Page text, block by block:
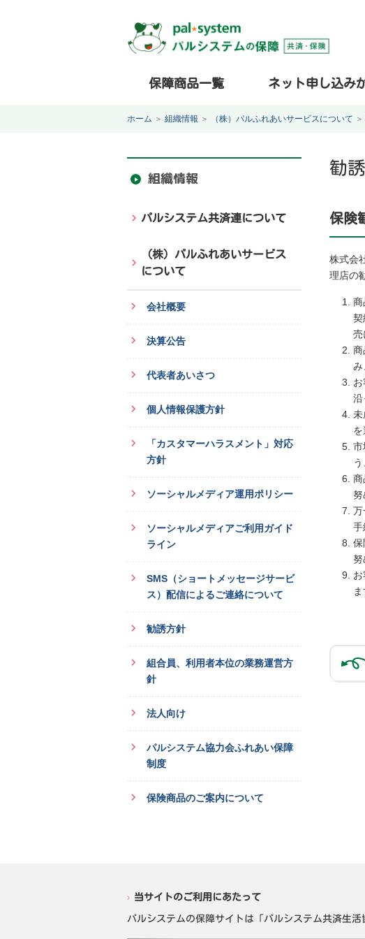
保障商品一覧 ネット申し込み
ホーム ＞ 組織情報 ＞ （株）パルふれあいサービスについて ＞
勧
保険
株式会
理店の
商
契
売
商
み
沿
未
市
商
努
万
手
保
努
ま
組織情報
パルシステム共済連について
（株）パルふれあいサービス
について
会社概要
決算公告
代表者あいさつ
個人情報保護方針
「カスタマーハラスメント」対応
方針
ソーシャルメディア運用ポリシー
ソーシャルメディアご利用ガイド
ライン
SMS（ショートメッセージサービ
ス）配信によるご連絡について
勧誘方針
組合員、利用者本位の業務運営方
針
法人向け
パルシステム協力会ふれあい保障
制度
保険商品のご案内について
当サイトのご利用にあたって
パルシステムの保障サイトは「パルシステム共済生